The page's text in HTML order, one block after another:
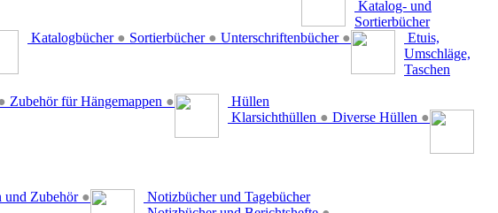
Katalog- und
Sortierbücher
Katalogbücher ● Sortierbücher ● Unterschriftenbücher ●
Etuis,
Umschläge,
Taschen
Zubehör für Hängemappen ●
Hüllen
Klarsichthüllen ● Diverse Hüllen ●
und Zubehör ●
Notizbücher und Tagebücher